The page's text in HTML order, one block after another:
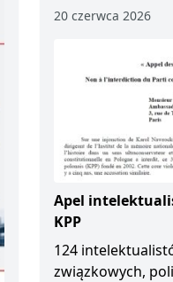
20 czerwca 2026
Apel
KPP
124
związkowych,